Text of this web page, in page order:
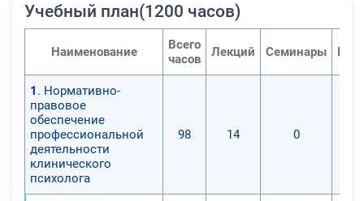
Учебный план(1200 часов)
Наименование
Всего
часов
Лекций Семинары
1 . Нормативно-
правовое
обеспечение
профессиональной
деятельности
клинического
психолога
98 14 0